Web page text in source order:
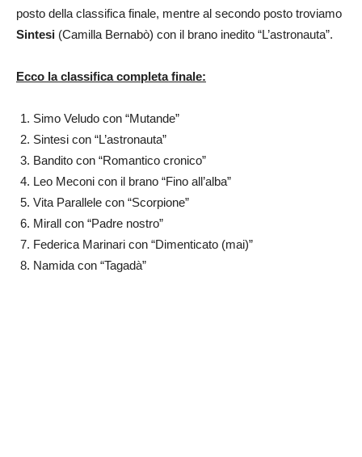
posto della classifica finale, mentre al secondo posto troviamo
Sintesi (Camilla Bernabò) con il brano inedito “L’astronauta”.
Ecco la classifica completa finale:
Simo Veludo con “Mutande”
Sintesi con “L’astronauta”
Bandito con “Romantico cronico”
Leo Meconi con il brano “Fino all’alba”
Vita Parallele con “Scorpione”
Mirall con “Padre nostro”
Federica Marinari con “Dimenticato (mai)”
Namida con “Tagadà”